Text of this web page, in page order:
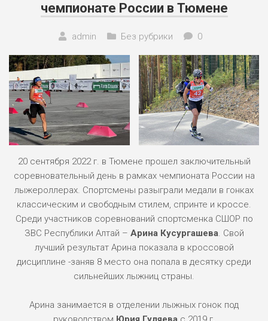
чемпионате России в Тюмене
admin Без рубрики 0
20 сентября 2022 г. в Тюмене прошел заключительный
соревновательный день в рамках чемпионата России на
лыжероллерах. Спортсмены разыграли медали в гонках
классическим и свободным стилем, спринте и кроссе.
Среди участников соревнований спортсменка СШОР по
ЗВС Республики Алтай – Арина Кусургашева. Свой
лучший результат Арина показала в кроссовой
дисциплине -заняв 8 место она попала в десятку среди
сильнейших лыжниц страны.
Арина занимается в отделении лыжных гонок под